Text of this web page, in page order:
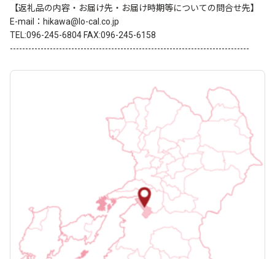
【返礼品の内容・お届け先・お届け時期等についての問合せ先】
E-mail：hikawa@lo-cal.co.jp
TEL:096-245-6804 FAX:096-245-6158
------------------------------------------------------------------------------